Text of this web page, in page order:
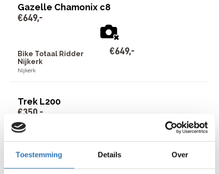
Toestemming Details Over
Gazelle Chamonix c8
€649,-
Bike Totaal Ridder
Nijkerk
Nijkerk
€649,-
Trek L200
€350 -
Nijkerk